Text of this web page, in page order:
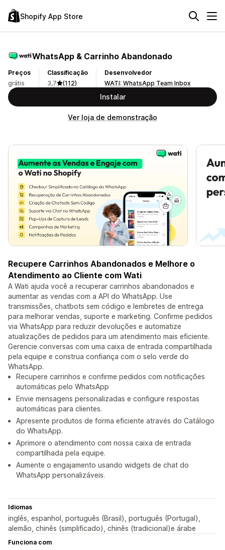
Shopify App Store
WhatsApp & Carrinho Abandonado
Preços
grátis
Classificação
3,7
(112)
Desenvolvedor
WATI: WhatsApp Team Inbox
Instalar
Ver loja de demonstração
Recupere Carrinhos Abandonados e Melhore o
Atendimento ao Cliente com Wati
A Wati ajuda você a recuperar carrinhos abandonados e
aumentar as vendas com a API do WhatsApp. Use
transmissões, chatbots sem código e lembretes de entrega
para melhorar vendas, suporte e marketing. Confirme pedidos
via WhatsApp para reduzir devoluções e automatize
atualizações de pedidos para um atendimento mais eficiente.
Gerencie conversas com uma caixa de entrada compartilhada
pela equipe e construa confiança com o selo verde do
WhatsApp.
Recupere carrinhos e confirme pedidos com notificações
automáticas pelo WhatsApp
Envie mensagens personalizadas e configure respostas
automáticas para clientes.
Apresente produtos de forma eficiente através do Catálogo
do WhatsApp.
Aprimore o atendimento com nossa caixa de entrada
compartilhada pela equipe.
Aumente o engajamento usando widgets de chat do
WhatsApp personalizáveis.
Idiomas
inglês, espanhol, português (Brasil), português (Portugal),
alemão, chinês (simplificado), chinês (tradicional)e árabe
Funciona com